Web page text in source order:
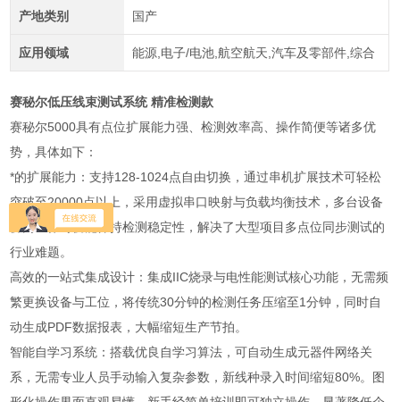
产地类别 国产
应用领域 能源,电子/电池,航空航天,汽车及零部件,综合
赛秘尔低压线束测试系统 精准检测款
赛秘尔5000具有点位扩展能力强、检测效率高、操作简便等诸多优
势，具体如下：
*的扩展能力：支持128-1024点自由切换，通过串机扩展技术可轻松
突破至20000点以上，采用虚拟串口映射与负载均衡技术，多台设备
协同工作时仍能保持检测稳定性，解决了大型项目多点位同步测试的
行业难题。
高效的一站式集成设计：集成IIC烧录与电性能测试核心功能，无需频
繁更换设备与工位，将传统30分钟的检测任务压缩至1分钟，同时自
动生成PDF数据报表，大幅缩短生产节拍。
智能自学习系统：搭载优良自学习算法，可自动生成元器件网络关
系，无需专业人员手动输入复杂参数，新线种录入时间缩短80%。图